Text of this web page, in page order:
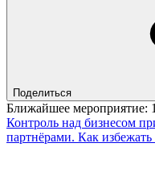
Поделиться
Ближайшее мероприятие:
Контроль над бизнесом
партнёрами. Как